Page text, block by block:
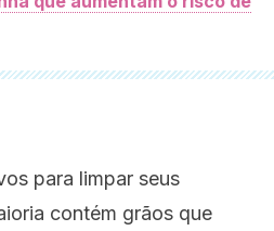
para limpar seus
contém grãos que